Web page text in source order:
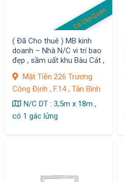
Có Clip Quán
( Đã Cho thuê ) MB kinh
doanh – Nhà N/C vi trí bao
đẹp , sầm uất khu Bàu Cát ,
Mặt Tiền 226 Trương
Công Định , F.14 , Tân Bình
N/C DT : 3,5m x 18m ,
có 1 gác lửng